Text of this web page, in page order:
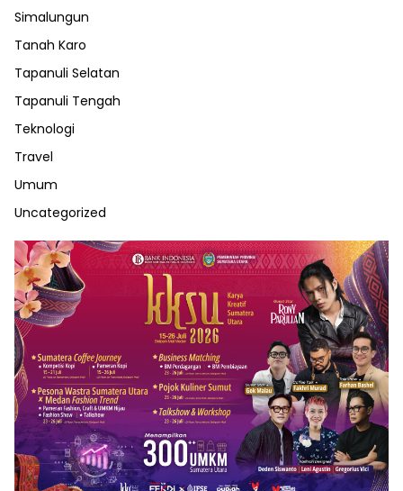
Simalungun
Tanah Karo
Tapanuli Selatan
Tapanuli Tengah
Teknologi
Travel
Umum
Uncategorized